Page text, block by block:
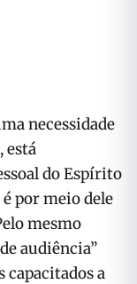
necessidade
está
do Espírito
por meio dele
mesmo
audiência”
capacitados a